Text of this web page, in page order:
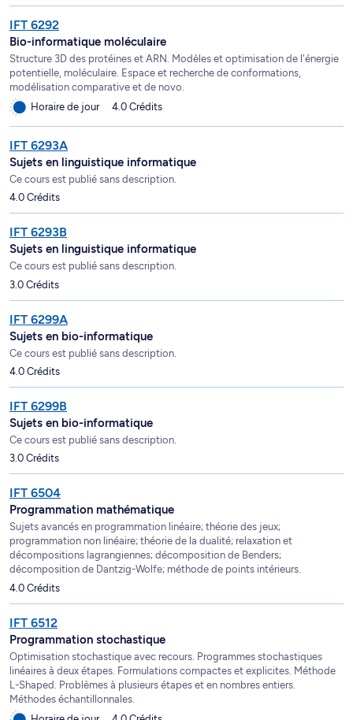
IFT 6292
Bio-informatique moléculaire
Structure 3D des protéines et ARN. Modèles et optimisation de l'énergie
potentielle, moléculaire. Espace et recherche de conformations,
modélisation comparative et de novo.
Horaire de jour
4.0 Crédits
IFT 6293A
Sujets en linguistique informatique
Ce cours est publié sans description.
4.0 Crédits
IFT 6293B
Sujets en linguistique informatique
Ce cours est publié sans description.
3.0 Crédits
IFT 6299A
Sujets en bio-informatique
Ce cours est publié sans description.
4.0 Crédits
IFT 6299B
Sujets en bio-informatique
Ce cours est publié sans description.
3.0 Crédits
IFT 6504
Programmation mathématique
Sujets avancés en programmation linéaire; théorie des jeux;
programmation non linéaire; théorie de la dualité; relaxation et
décompositions lagrangiennes; décomposition de Benders;
décomposition de Dantzig-Wolfe; méthode de points intérieurs.
4.0 Crédits
IFT 6512
Programmation stochastique
Optimisation stochastique avec recours. Programmes stochastiques
linéaires à deux étapes. Formulations compactes et explicites. Méthode
L-Shaped. Problèmes à plusieurs étapes et en nombres entiers.
Méthodes échantillonnales.